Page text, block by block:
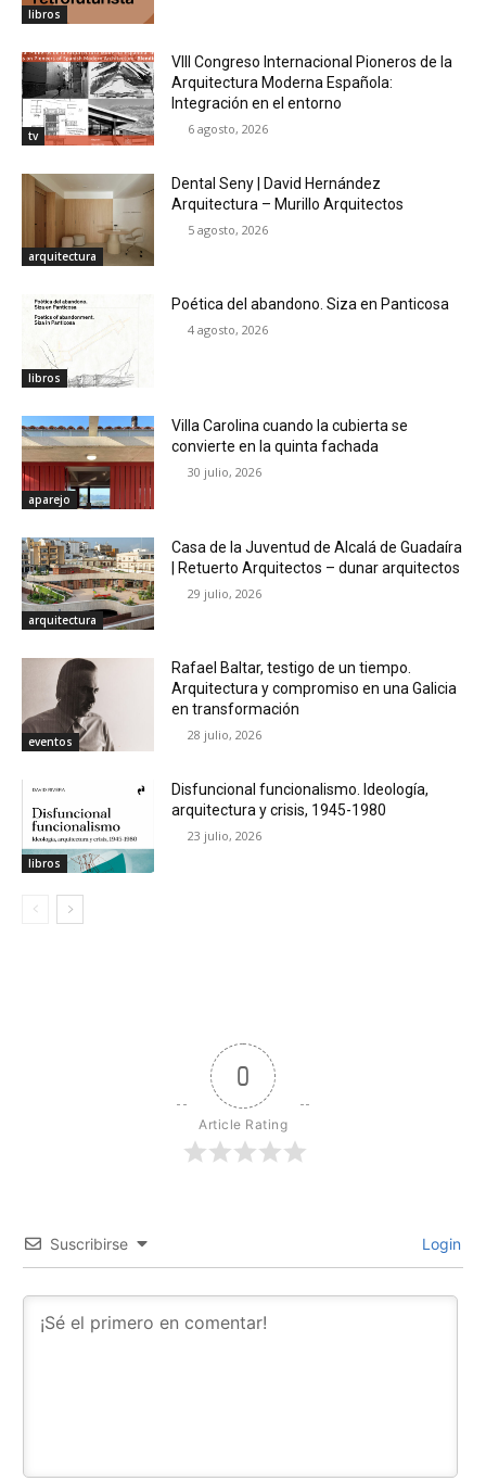
libros
tv
VIII Congreso Internacional Pioneros de la
Arquitectura Moderna Española:
Integración en el entorno
6 agosto, 2026
arquitectura
Dental Seny | David Hernández
Arquitectura – Murillo Arquitectos
5 agosto, 2026
libros
Poética del abandono. Siza en Panticosa
4 agosto, 2026
aparejo
Villa Carolina cuando la cubierta se
convierte en la quinta fachada
30 julio, 2026
arquitectura
Casa de la Juventud de Alcalá de Guadaíra
| Retuerto Arquitectos – dunar arquitectos
29 julio, 2026
eventos
Rafael Baltar, testigo de un tiempo.
Arquitectura y compromiso en una Galicia
en transformación
28 julio, 2026
libros
Disfuncional funcionalismo. Ideología,
arquitectura y crisis, 1945-1980
23 julio, 2026
0
Article Rating
Suscribirse Login